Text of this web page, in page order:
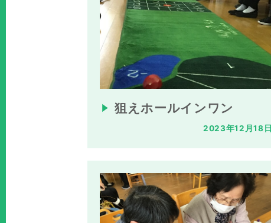
狙えホールインワン
2023年12月18日